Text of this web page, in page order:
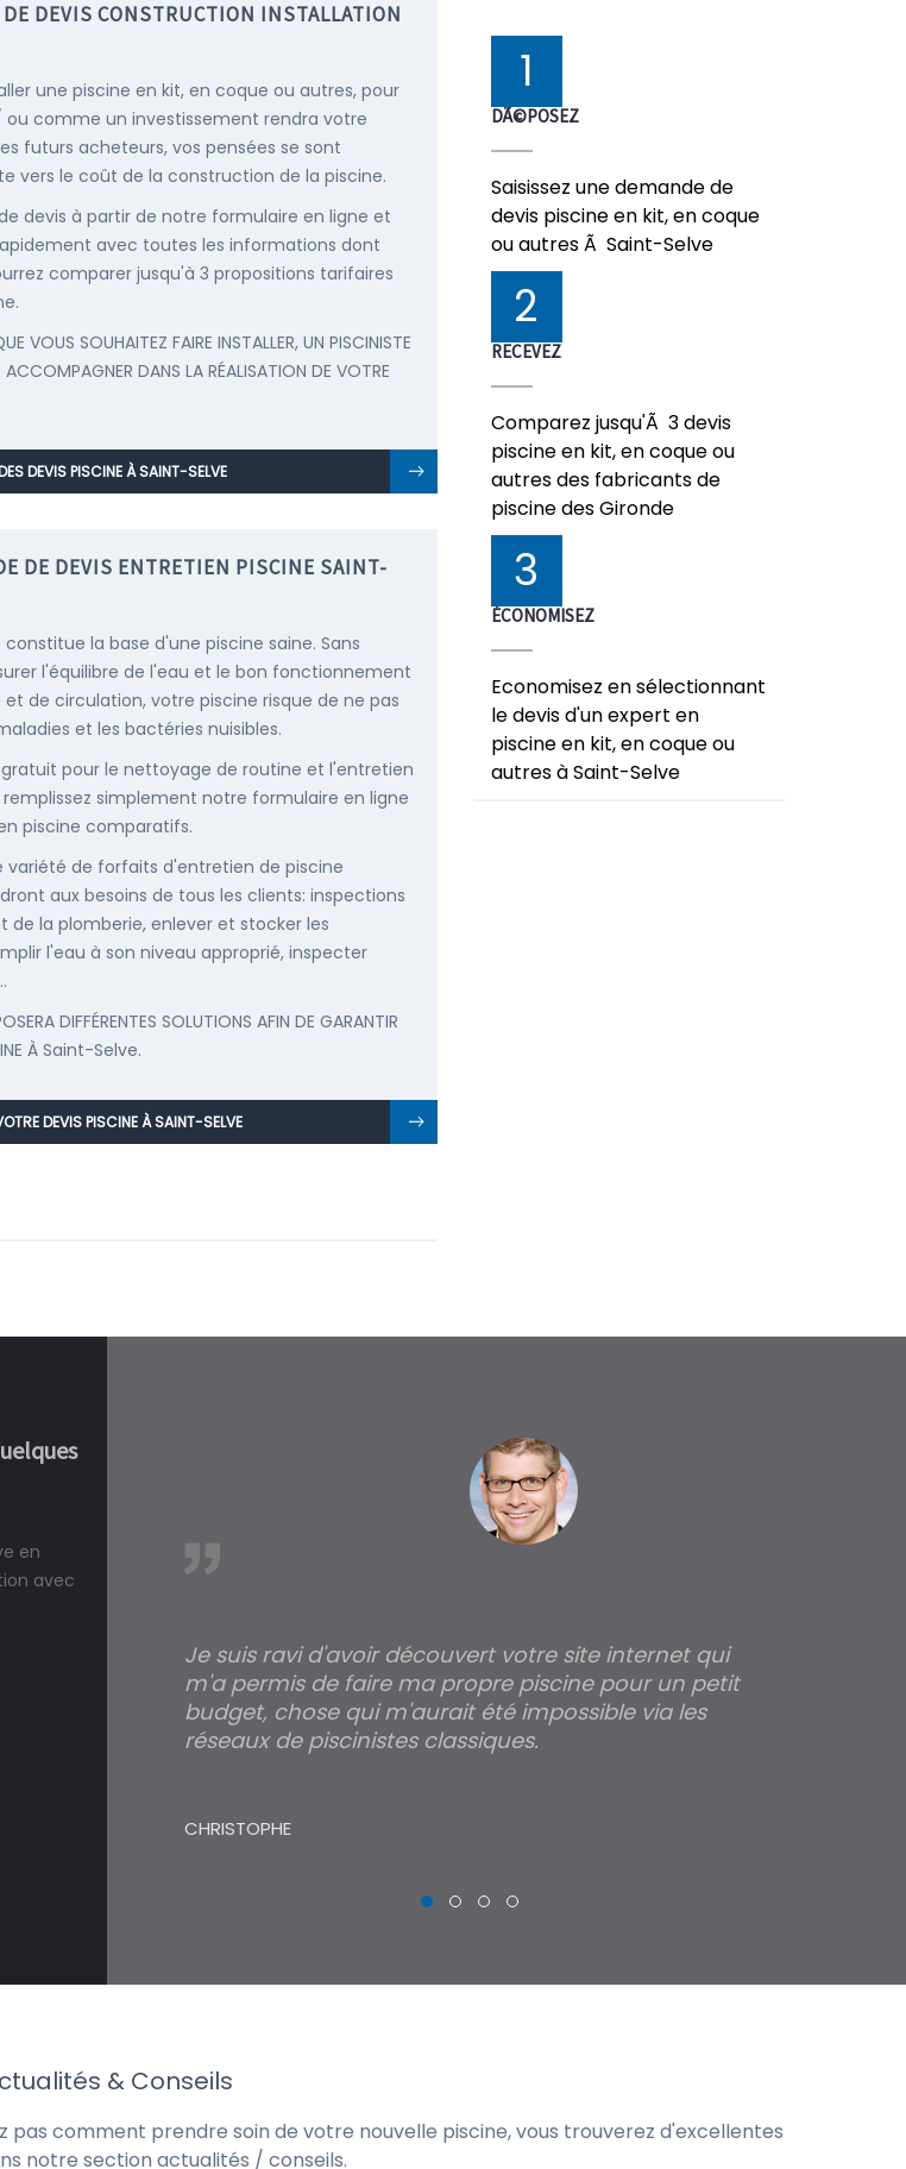
DEVIS CONSTRUCTION INSTALLATION
une piscine en kit, en coque ou autres, pour
ou comme un investissement rendra votre
futurs acheteurs, vos pensées se sont
vers le coût de la construction de la piscine.
devis à partir de notre formulaire en ligne et
avec toutes les informations dont
comparer jusqu'à 3 propositions tarifaires
VOUS SOUHAITEZ FAIRE INSTALLER, UN PISCINISTE
DANS LA RÉALISATION DE VOTRE
DEVIS PISCINE À SAINT-SELVE
DE DEVIS ENTRETIEN PISCINE SAINT-
la base d'une piscine saine. Sans
l'équilibre de l'eau et le bon fonctionnement
de circulation, votre piscine risque de ne pas
et les bactéries nuisibles.
pour le nettoyage de routine et l'entretien
simplement notre formulaire en ligne
piscine comparatifs.
variété de forfaits d'entretien de piscine
aux besoins de tous les clients: inspections
de la plomberie, enlever et stocker les
l'eau à son niveau approprié, inspecter
DIFFÉRENTES SOLUTIONS AFIN DE GARANTIR
À Saint-Selve.
DEVIS PISCINE À SAINT-SELVE
1
DÃ©POSEZ
Saisissez une demande de
devis piscine en kit, en coque
ou autres Ã Saint-Selve
2
RECEVEZ
Comparez jusqu'Ã 3 devis
piscine en kit, en coque ou
autres des fabricants de
piscine des Gironde
3
ÉCONOMISEZ
Economisez en sélectionnant
le devis d'un expert en
piscine en kit, en coque ou
autres à Saint-Selve
en
avec
est bien
Je suis ravi d'avoir découvert votre site internet qui
m'a permis de faire ma propre piscine pour un petit
budget, chose qui m'aurait été impossible via les
réseaux de piscinistes classiques.
CHRISTOPHE
& Conseils
pas comment prendre soin de votre nouvelle piscine, vous trouverez d'excellentes
notre section actualités / conseils.